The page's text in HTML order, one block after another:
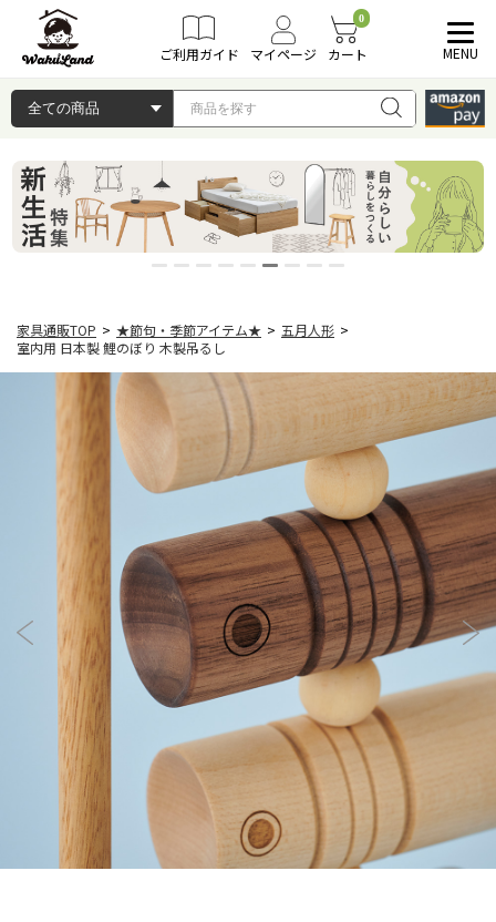
ご利用ガイド マイページ
0
カート MENU
家具通販TOP > ★節句・季節アイテム★ > 五月人形 >
室内用 日本製 鯉のぼり 木製吊るし